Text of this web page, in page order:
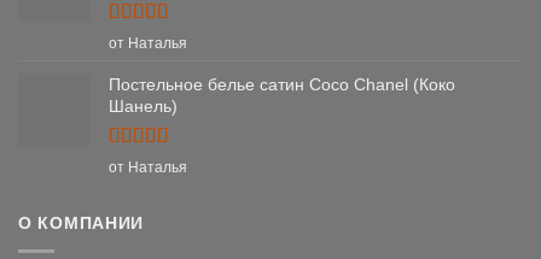
Оценка5
от Наталья
Постельное белье сатин Coco Chanel (Коко
Шанель)
Оценка5
от Наталья
О КОМПАНИИ